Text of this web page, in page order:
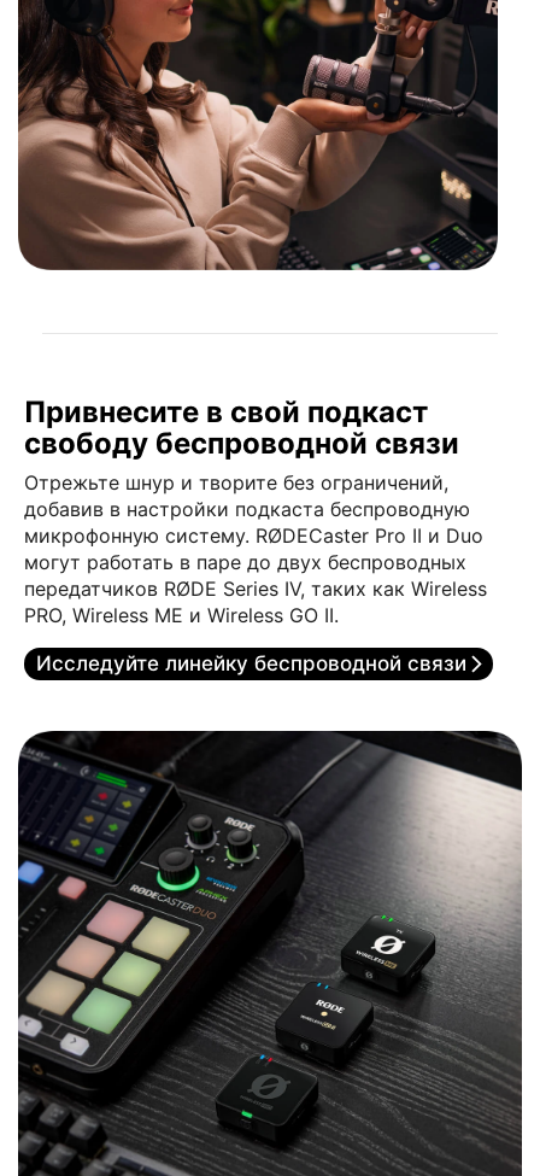
Привнесите в свой подкаст
свободу беспроводной связи
Отрежьте шнур и творите без ограничений,
добавив в настройки подкаста беспроводную
микрофонную систему. RØDECaster Pro II и Duo
могут работать в паре до двух беспроводных
передатчиков RØDE Series IV, таких как Wireless
PRO, Wireless ME и Wireless GO II.
Исследуйте линейку беспроводной связи